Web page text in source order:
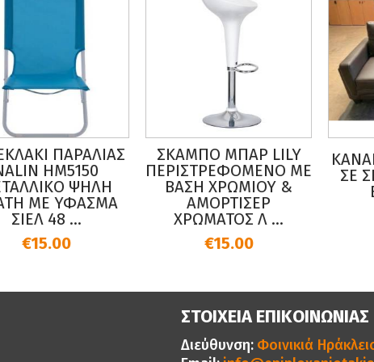
ΠΑΡΑΛΙΑΣ
HM5150
ΨΗΛΗ
ΜΕ ΥΦΑΣΜΑ
ΣΙΕΛ 48 ...
€15.00
ΣΚΑΜΠΟ ΜΠΑΡ LILY
ΠΕΡΙΣΤΡΕΦΟΜΕΝΟ ΜΕ
ΒΑΣΗ ΧΡΩΜΙΟΥ &
ΑΜΟΡΤΙΣΕΡ
ΧΡΩΜΑΤΟΣ Λ ...
€15.00
ΣΕ
ΣΤΟΙΧΕΙΑ ΕΠΙΚΟΙΝΩΝΙΑΣ
Διεύθυνση: Φοινικιά